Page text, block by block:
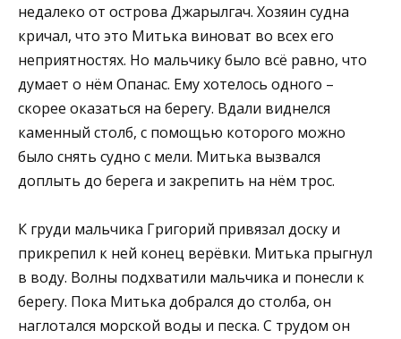
недалеко от острова Джарылгач. Хозяин судна
кричал, что это Митька виноват во всех его
неприятностях. Но мальчику было всё равно, что
думает о нём Опанас. Ему хотелось одного –
скорее оказаться на берегу. Вдали виднелся
каменный столб, с помощью которого можно
было снять судно с мели. Митька вызвался
доплыть до берега и закрепить на нём трос.
К груди мальчика Григорий привязал доску и
прикрепил к ней конец верёвки. Митька прыгнул
в воду. Волны подхватили мальчика и понесли к
берегу. Пока Митька добрался до столба, он
наглотался морской воды и песка. С трудом он